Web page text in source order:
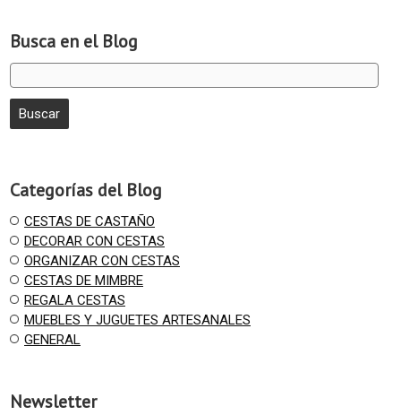
Busca en el Blog
Categorías del Blog
CESTAS DE CASTAÑO
DECORAR CON CESTAS
ORGANIZAR CON CESTAS
CESTAS DE MIMBRE
REGALA CESTAS
MUEBLES Y JUGUETES ARTESANALES
GENERAL
Newsletter